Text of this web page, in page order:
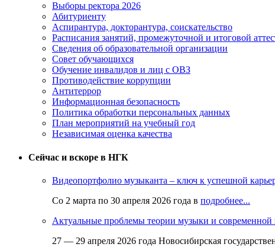
Выборы ректора 2026
Абитуриенту
Аспирантура, докторантура, соискательство
Расписания занятий, промежуточной и итоговой
Сведения об образовательной организации
Совет обучающихся
Обучение инвалидов и лиц с ОВЗ
Противодействие коррупции
Антитеррор
Информационная безопасность
Политика обработки персональных данных
План мероприятий на учебный год
Независимая оценка качества
Сейчас и вскоре в НГК
Видеопортфолио музыканта – ключ к успешной
Со 2 марта по 30 апреля 2026 года в подробнее...
Актуальные проблемы теории музыки и современной
27 — 29 апреля 2026 года Новосибирская